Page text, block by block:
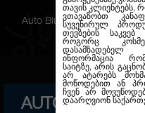
თავის კლიენტებს,
ვთავაზობთ
სუვენირულ
თევზების
როგორც
ინფორმაცია
საიტზე, არის
არ ატარებს
მოწოდებით ან
ჩვენ არ
დაარღვიონ
Auto Blue Pyramid
AUTO BLUE